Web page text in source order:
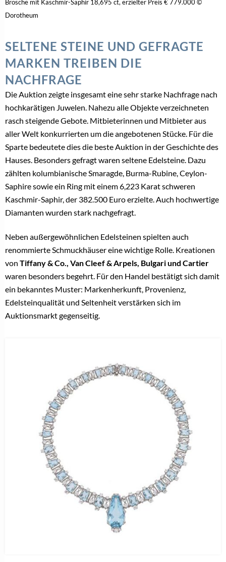
Brosche mit Kaschmir-Saphir 18,695 ct, erzielter Preis € 779.000 ©
Dorotheum
SELTENE STEINE UND GEFRAGTE
MARKEN TREIBEN DIE
NACHFRAGE
Die Auktion zeigte insgesamt eine sehr starke Nachfrage nach
hochkarätigen Juwelen. Nahezu alle Objekte verzeichneten
rasch steigende Gebote. Mitbieterinnen und Mitbieter aus
aller Welt konkurrierten um die angebotenen Stücke. Für die
Sparte bedeutete dies die beste Auktion in der Geschichte des
Hauses. Besonders gefragt waren seltene Edelsteine. Dazu
zählten kolumbianische Smaragde, Burma-Rubine, Ceylon-
Saphire sowie ein Ring mit einem 6,223 Karat schweren
Kaschmir-Saphir, der 382.500 Euro erzielte. Auch hochwertige
Diamanten wurden stark nachgefragt.
Neben außergewöhnlichen Edelsteinen spielten auch
renommierte Schmuckhäuser eine wichtige Rolle. Kreationen
von Tiffany & Co., Van Cleef & Arpels, Bulgari und Cartier
waren besonders begehrt. Für den Handel bestätigt sich damit
ein bekanntes Muster: Markenherkunft, Provenienz,
Edelsteinqualität und Seltenheit verstärken sich im
Auktionsmarkt gegenseitig.